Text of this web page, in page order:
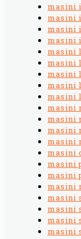
masini
masini
masini
masini
masini
masini
masini
masini
masini
masini
masini
masini
masini
masini
masini
masini
masini
masini
masini
masini
masini